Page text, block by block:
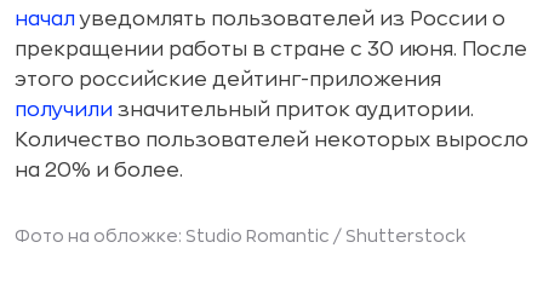
начал уведомлять пользователей из России о
прекращении работы в стране с 30 июня. После
этого российские дейтинг-приложения
получили значительный приток аудитории.
Количество пользователей некоторых выросло
на 20% и более.
Фото на обложке: Studio Romantic / Shutterstock